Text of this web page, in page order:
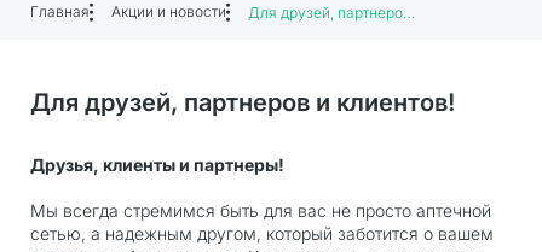
Главная Акции и новости Для друзей, партнеров и клиентов!
Для друзей, партнеров и клиентов!
Друзья, клиенты и партнеры!
Мы всегда стремимся быть для вас не просто аптечной
сетью, а надежным другом, который заботится о вашем